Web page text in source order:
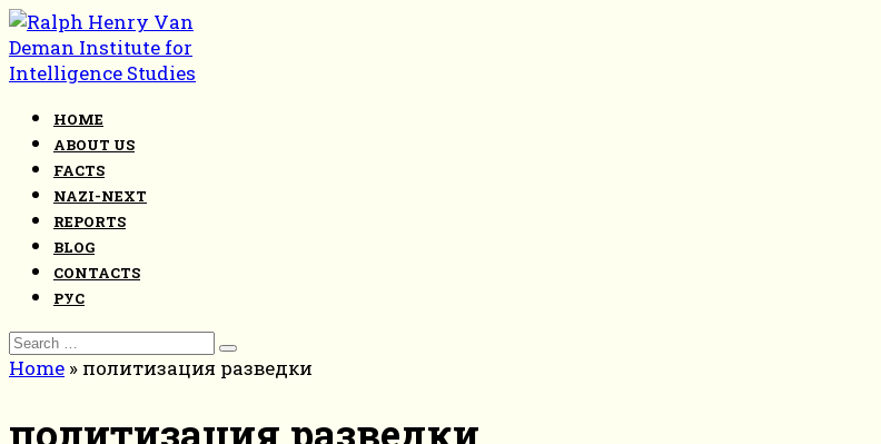
Skip
to
content
HOME
ABOUT US
FACTS
NAZI-NEXT
REPORTS
BLOG
CONTACTS
РУС
Search
for:
Home » политизация разведки
политизация разведки